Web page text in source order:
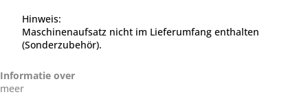
Hinweis:
Maschinenaufsatz nicht im Lieferumfang enthalten
(Sonderzubehör).
Informatie over
meer